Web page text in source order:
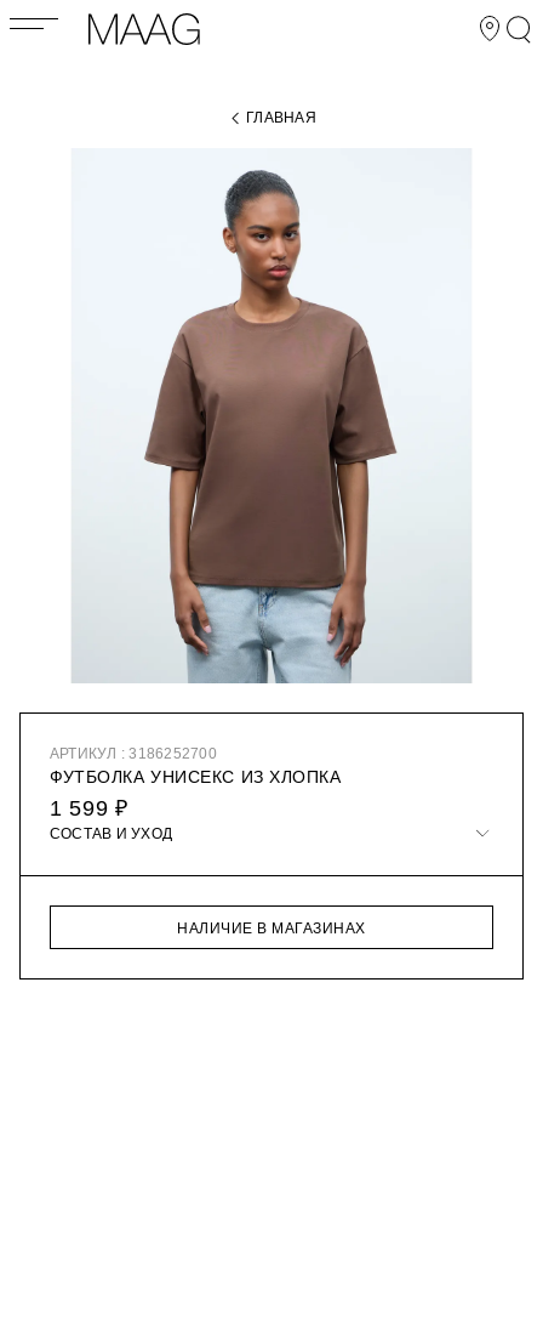
ГЛАВНАЯ
АРТИКУЛ : 3186252700
ФУТБОЛКА УНИСЕКС ИЗ ХЛОПКА
1 599 ₽
СОСТАВ И УХОД
НАЛИЧИЕ В МАГАЗИНАХ